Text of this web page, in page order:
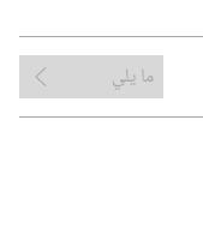
ما يلي